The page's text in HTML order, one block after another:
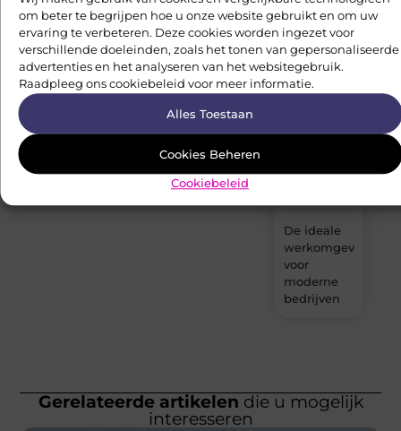
om beter te begrijpen hoe u onze website gebruikt en om uw
ervaring te verbeteren. Deze cookies worden ingezet voor
verschillende doeleinden, zoals het tonen van gepersonaliseerde
advertenties en het analyseren van het websitegebruik.
Raadpleeg ons cookiebeleid voor meer informatie.
Alles Toestaan
Cookies Beheren
Cookiebeleid
Betekenisvol
actief
blijven in
een
nieuwe
levensfase
De ideale
werkomgeving
voor
moderne
bedrijven
Gerelateerde artikelen die u mogelijk
interesseren